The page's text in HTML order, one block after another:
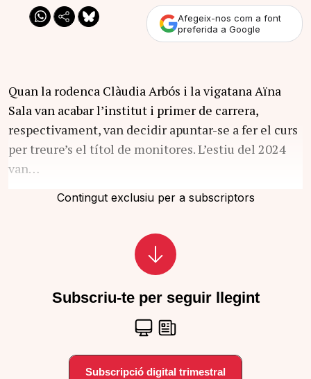
Afegeix-nos com a font
preferida a Google
Quan la rodenca Clàudia Arbós i la vigatana Aïna
Sala van acabar l’institut i primer de carrera,
respectivament, van decidir apuntar-se a fer el curs
per treure’s el títol de monitores. L’estiu del 2024
van…
Contingut exclusiu per a subscriptors